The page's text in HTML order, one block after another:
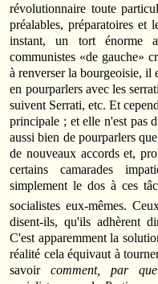
révolutionnaire toute
préalables, préparatoires et
instant, un tort énorme
communistes «de gauche»
à renverser la bourgeoisie, il
en pourparlers avec les
suivent Serrati, etc. Et
principale ; et elle n'est pas
aussi bien de pourparlers
de nouveaux accords et,
certains camarades
simplement le dos à ces
socialistes eux-mêmes.
disent-ils, qu'ils adhèrent
C'est apparemment la
réalité cela équivaut à
savoircomment, par